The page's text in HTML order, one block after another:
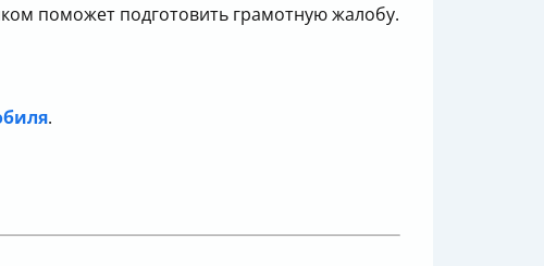
поможет подготовить грамотную жалобу.
.